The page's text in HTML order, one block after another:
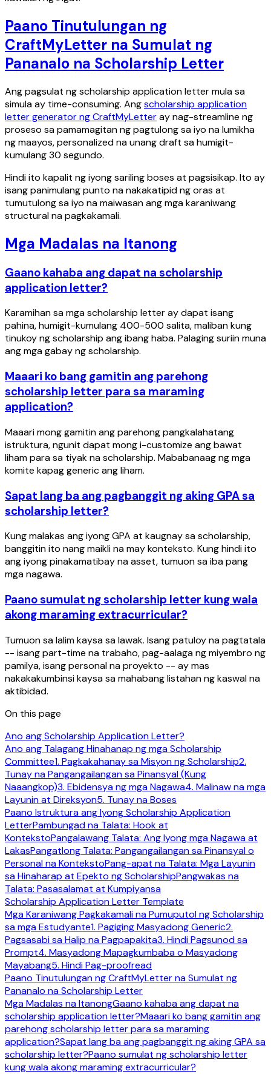
Paano Tinutulungan ng
CraftMyLetter na Sumulat ng
Pananalo na Scholarship Letter
Ang pagsulat ng scholarship application letter mula sa
simula ay time-consuming. Angscholarship application
letter generator ng CraftMyLetteray nag-streamline ng
proseso sa pamamagitan ng pagtulong sa iyo na lumikha
ng maayos, personalized na unang draft sa humigit-
kumulang 30 segundo.
Hindi ito kapalit ng iyong sariling boses at pagsisikap. Ito ay
isang panimulang punto na nakakatipid ng oras at
tumutulong sa iyo na maiwasan ang mga karaniwang
structural na pagkakamali.
Mga Madalas na Itanong
Gaano kahaba ang dapat na scholarship
application letter?
Karamihan sa mga scholarship letter ay dapat isang
pahina, humigit-kumulang 400-500 salita, maliban kung
tinukoy ng scholarship ang ibang haba. Palaging suriin muna
ang mga gabay ng scholarship.
Maaari ko bang gamitin ang parehong
scholarship letter para sa maraming
application?
Maaari mong gamitin ang parehong pangkalahatang
istruktura, ngunit dapat mong i-customize ang bawat
liham para sa tiyak na scholarship. Mababanaag ng mga
komite kapag generic ang liham.
Sapat lang ba ang pagbanggit ng aking GPA sa
scholarship letter?
Kung malakas ang iyong GPA at kaugnay sa scholarship,
banggitin ito nang maikli na may konteksto. Kung hindi ito
ang iyong pinakamatibay na asset, tumuon sa iba pang
mga nagawa.
Paano sumulat ng scholarship letter kung wala
akong maraming extracurricular?
Tumuon sa lalim kaysa sa lawak. Isang patuloy na pagtatala
-- isang part-time na trabaho, pag-aalaga ng miyembro ng
pamilya, isang personal na proyekto -- ay mas
nakakakumbinsi kaysa sa mahabang listahan ng kaswal na
aktibidad.
On this page
Ano ang Scholarship Application Letter?
Ano ang Talagang Hinahanap ng mga Scholarship
Committee1. Pagkakahanay sa Misyon ng Scholarship2.
Tunay na Pangangailangan sa Pinansyal (Kung
Naaangkop)3. Ebidensya ng mga Nagawa4. Malinaw na mga
Layunin at Direksyon5. Tunay na Boses
Paano Istruktura ang Iyong Scholarship Application
LetterPambungad na Talata: Hook at
KontekstoPangalawang Talata: Ang Iyong mga Nagawa at
LakasPangatlong Talata: Pangangailangan sa Pinansyal o
Personal na KontekstoPang-apat na Talata: Mga Layunin
sa Hinaharap at Epekto ng ScholarshipPangwakas na
Talata: Pasasalamat at Kumpiyansa
Scholarship Application Letter Template
Mga Karaniwang Pagkakamali na Pumuputol ng Scholarship
sa mga Estudyante1. Pagiging Masyadong Generic2.
Pagsasabi sa Halip na Pagpapakita3. Hindi Pagsunod sa
Prompt4. Masyadong Mapagkumbaba o Masyadong
Mayabang5. Hindi Pag-proofread
Paano Tinutulungan ng CraftMyLetter na Sumulat ng
Pananalo na Scholarship Letter
Mga Madalas na ItanongGaano kahaba ang dapat na
scholarship application letter?Maaari ko bang gamitin ang
parehong scholarship letter para sa maraming
application?Sapat lang ba ang pagbanggit ng aking GPA sa
scholarship letter?Paano sumulat ng scholarship letter
kung wala akong maraming extracurricular?